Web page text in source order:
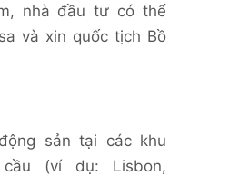
nhà đầu tư có thể
và xin quốc tịch Bồ
sản tại các khu
(ví dụ: Lisbon,